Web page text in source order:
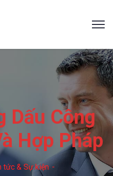
Dấu Công
Hợp Pháp
tức & Sự kiện